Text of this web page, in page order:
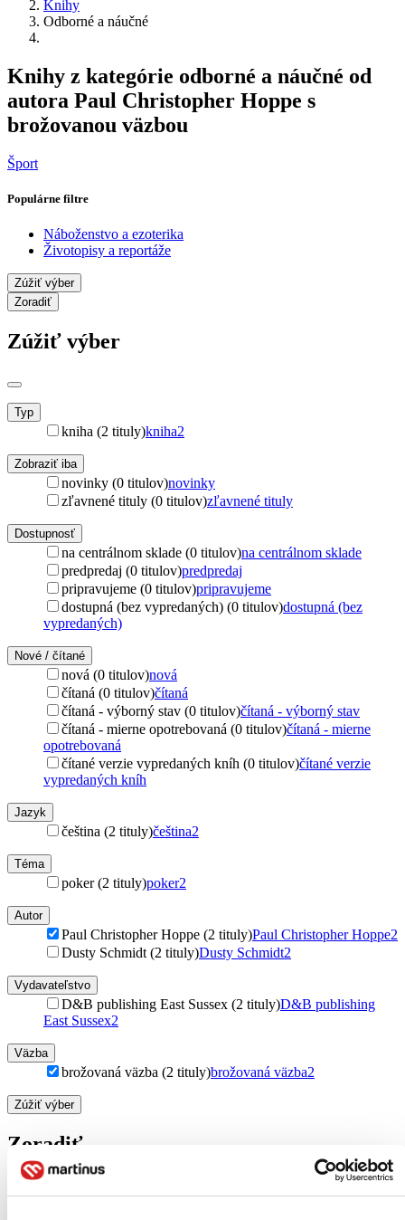
Knihy
Odborné a náučné
Knihy z kategórie odborné a náučné od
autora Paul Christopher Hoppe s
brožovanou väzbou
Šport
Populárne filtre
Náboženstvo a ezoterika
Životopisy a reportáže
Zúžiť výber
Zoradiť
Zúžiť výber
Typ
kniha (2 tituly)kniha2
Zobraziť iba
novinky (0 titulov)novinky
zľavnené tituly (0 titulov)zľavnené tituly
Dostupnosť
na centrálnom sklade (0 titulov)na centrálnom sklade
predpredaj (0 titulov)predpredaj
pripravujeme (0 titulov)pripravujeme
dostupná (bez vypredaných) (0 titulov)dostupná (bez
vypredaných)
Nové / čítané
nová (0 titulov)nová
čítaná (0 titulov)čítaná
čítaná - výborný stav (0 titulov)čítaná - výborný stav
čítaná - mierne opotrebovaná (0 titulov)čítaná - mierne
opotrebovaná
čítané verzie vypredaných kníh (0 titulov)čítané verzie
vypredaných kníh
Jazyk
čeština (2 tituly)čeština2
Téma
poker (2 tituly)poker2
Autor
Paul Christopher Hoppe (2 tituly)Paul Christopher Hoppe2
Dusty Schmidt (2 tituly)Dusty Schmidt2
Vydavateľstvo
D&B publishing East Sussex (2 tituly)D&B publishing
East Sussex2
Väzba
brožovaná väzba (2 tituly)brožovaná väzba2
Zúžiť výber
Zoradiť